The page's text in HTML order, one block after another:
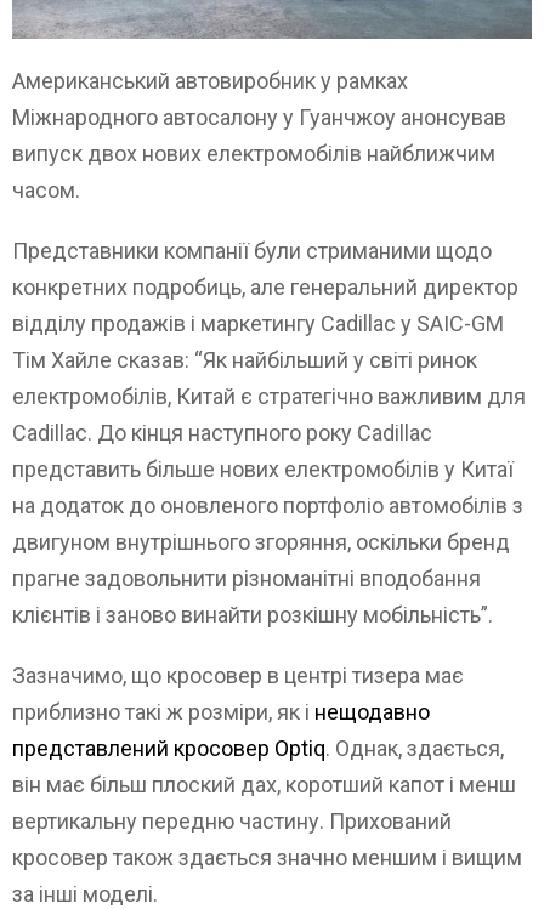
Американський автовиробник у рамках
Міжнародного автосалону у Гуанчжоу анонсував
випуск двох нових електромобілів найближчим
часом.
Представники компанії були стриманими щодо
конкретних подробиць, але генеральний директор
відділу продажів і маркетингу Cadillac у SAIC-GM
Тім Хайле сказав: “Як найбільший у світі ринок
електромобілів, Китай є стратегічно важливим для
Cadillac. До кінця наступного року Cadillac
представить більше нових електромобілів у Китаї
на додаток до оновленого портфоліо автомобілів з
двигуном внутрішнього згоряння, оскільки бренд
прагне задовольнити різноманітні вподобання
клієнтів і заново винайти розкішну мобільність”.
Зазначимо, що кросовер в центрі тизера має
приблизно такі ж розміри, як і нещодавно
представлений кросовер Optiq. Однак, здається,
він має більш плоский дах, коротший капот і менш
вертикальну передню частину. Прихований
кросовер також здається значно меншим і вищим
за інші моделі.